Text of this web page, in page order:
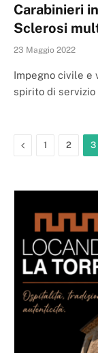
Carabinieri
Sclerosi
23 Maggio 2022
Impegno civile e
spirito di servizio
Previous
1 2 3